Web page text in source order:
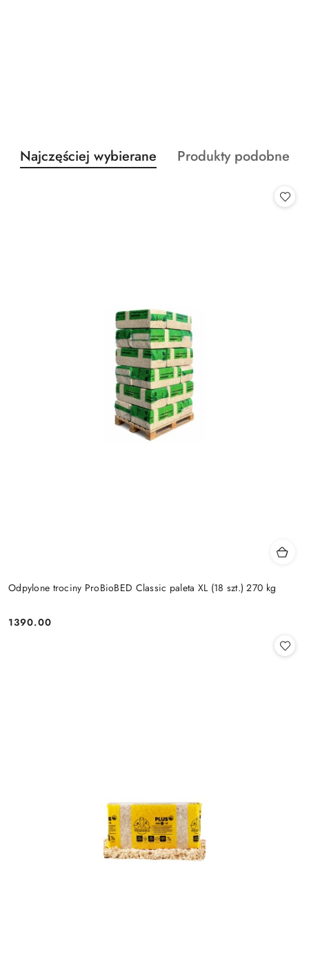
Pomiń karuzelę produktów
Produkty
o
Najczęściej wybierane
Produkty
Produkty podobne
Odpylone trociny ProBioBED Classic paleta XL (18 szt.) 270 kg
Cena:
1390.00